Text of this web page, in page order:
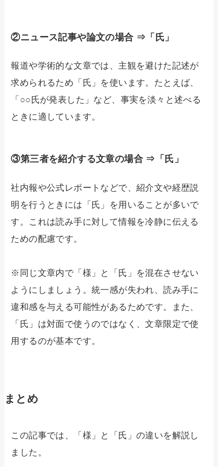
②ニュース記事や論文の場合 ⇒「氏」
報道や学術的な文章では、主観を避けた記述が
求められるため「氏」を使います。たとえば、
「○○氏が発表した」など、事実を淡々と述べる
ときに適しています。
③第三者を紹介する文章の場合 ⇒「氏」
社内報や公式レポートなどで、紹介文や経歴説
明を行うときには「氏」を用いることが多いで
す。これは読み手に対して情報を冷静に伝える
ための配慮です。
※同じ文章内で「様」と「氏」を混在させない
ようにしましょう。統一感が失われ、読み手に
違和感を与える可能性があるためです。また、
「氏」は対面で使うのではなく、文章限定で使
用するのが基本です。
まとめ
この記事では、「様」と「氏」の違いを解説し
ました。